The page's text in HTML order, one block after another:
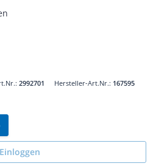
2992701 Hersteller-Art.Nr.: 167595
Einloggen